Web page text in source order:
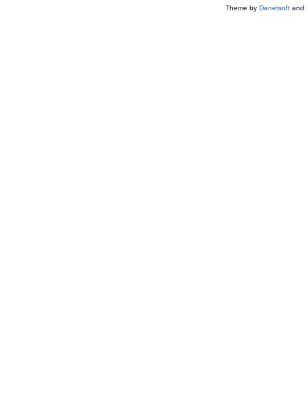
Theme by Danetsoft and